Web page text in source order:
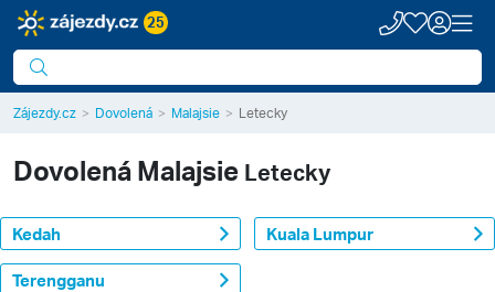
25
Zájezdy.cz Dovolená Malajsie Letecky
Dovolená Malajsie Letecky
Kedah Kuala Lumpur
Terengganu